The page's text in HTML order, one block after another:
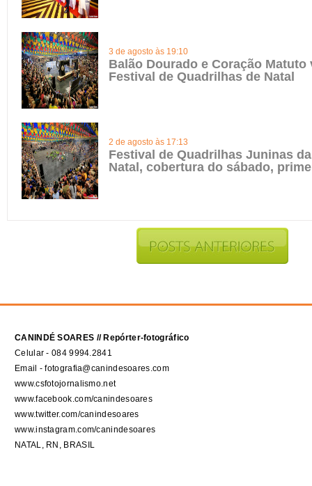
3 de agosto às 19:10
Balão Dourado e Coração Matuto
Festival de Quadrilhas de Natal
2 de agosto às 17:13
Festival de Quadrilhas Juninas
Natal, cobertura do sábado,
CANINDÉ SOARES // Repórter-fotográfico
Celular - 084 9994.2841
Email - fotografia@canindesoares.com
www.csfotojornalismo.net
www.facebook.com/canindesoares
www.twitter.com/canindesoares
www.instagram.com/canindesoares
NATAL, RN, BRASIL